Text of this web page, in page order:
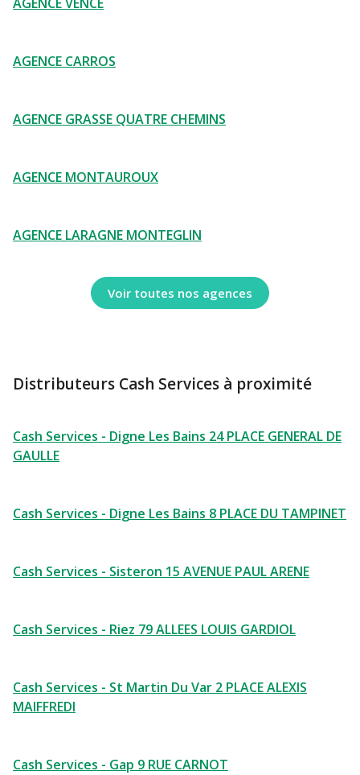
AGENCE CARROS
AGENCE GRASSE QUATRE CHEMINS
AGENCE MONTAUROUX
AGENCE LARAGNE MONTEGLIN
Voir toutes nos agences
Distributeurs Cash Services à proximité
Cash Services - Digne Les Bains 24 PLACE GENERAL DE
GAULLE
Cash Services - Digne Les Bains 8 PLACE DU TAMPINET
Cash Services - Sisteron 15 AVENUE PAUL ARENE
Cash Services - Riez 79 ALLEES LOUIS GARDIOL
Cash Services - St Martin Du Var 2 PLACE ALEXIS
MAIFFREDI
Cash Services - Gap 9 RUE CARNOT